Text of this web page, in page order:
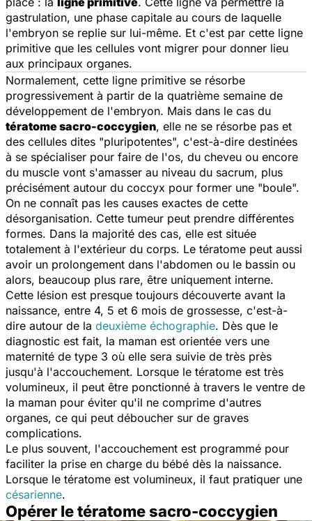
gastrulation, une phase capitale au cours de laquelle
l'embryon se replie sur lui-même. Et c'est par cette ligne
primitive que les cellules vont migrer pour donner lieu
aux principaux organes.
Normalement, cette ligne primitive se résorbe
progressivement à partir de la quatrième semaine de
développement de l'embryon. Mais dans le cas du
tératome sacro-coccygien, elle ne se résorbe pas et
des cellules dites "pluripotentes", c'est-à-dire destinées
à se spécialiser pour faire de l'os, du cheveu ou encore
du muscle vont s'amasser au niveau du sacrum, plus
précisément autour du coccyx pour former une "boule".
On ne connaît pas les causes exactes de cette
désorganisation. Cette tumeur peut prendre différentes
formes. Dans la majorité des cas, elle est située
totalement à l'extérieur du corps. Le tératome peut aussi
avoir un prolongement dans l'abdomen ou le bassin ou
alors, beaucoup plus rare, être uniquement interne.
Cette lésion est presque toujours découverte avant la
naissance, entre 4, 5 et 6 mois de grossesse, c'est-à-
dire autour de la deuxième échographie. Dès que le
diagnostic est fait, la maman est orientée vers une
maternité de type 3 où elle sera suivie de très près
jusqu'à l'accouchement. Lorsque le tératome est très
volumineux, il peut être ponctionné à travers le ventre de
la maman pour éviter qu'il ne comprime d'autres
organes, ce qui peut déboucher sur de graves
complications.
Le plus souvent, l'accouchement est programmé pour
faciliter la prise en charge du bébé dès la naissance.
Lorsque le tératome est volumineux, il faut pratiquer une
césarienne.
Opérer le tératome sacro-coccygien